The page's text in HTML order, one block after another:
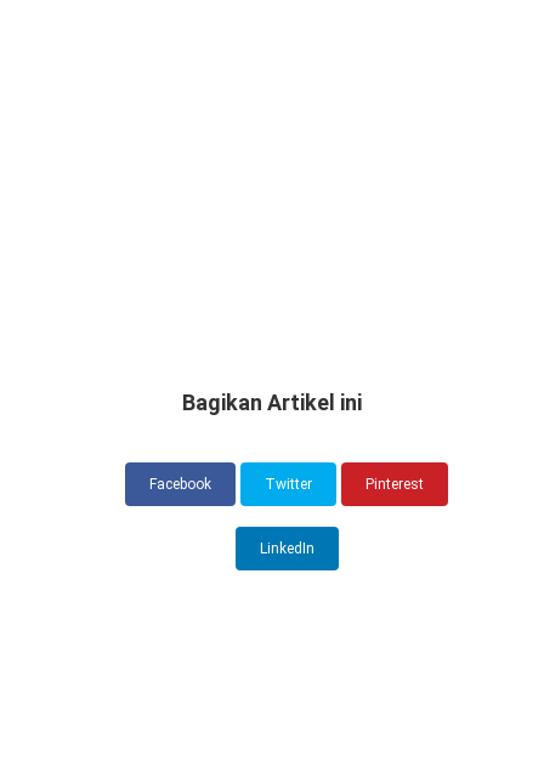
Bagikan Artikel ini
Facebook Twitter Pinterest
LinkedIn